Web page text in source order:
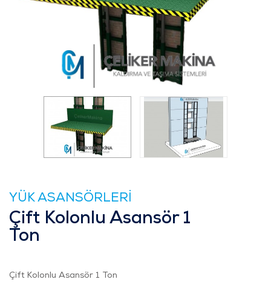
YÜK ASANSÖRLERİ
Çift Kolonlu Asansör 1
Ton
Çift Kolonlu Asansör 1 Ton